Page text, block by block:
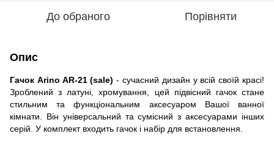
До обраного Порівняти
Опис
Гачок Arino AR-21 (sale) - сучасний дизайн у всій своїй красі!
Зроблений з латуні, хромування, цей підвісний гачок стане
стильним та функціональним аксесуаром Вашої ванної
кімнати. Він універсальний та сумісний з аксесуарами інших
серій. У комплект входить гачок і набір для встановлення.